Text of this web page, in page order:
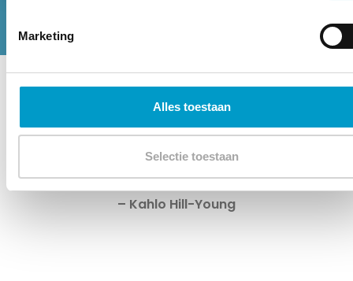
Marketing
Alles toestaan
Selectie toestaan
– Kahlo Hill-Young